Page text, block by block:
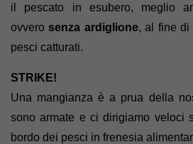
il pescato in esubero, meglio
ovvero senza ardiglione, al fine di
pesci catturati.
STRIKE!
Una mangianza è a prua della
sono armate e ci dirigiamo veloci
bordo dei pesci in frenesia